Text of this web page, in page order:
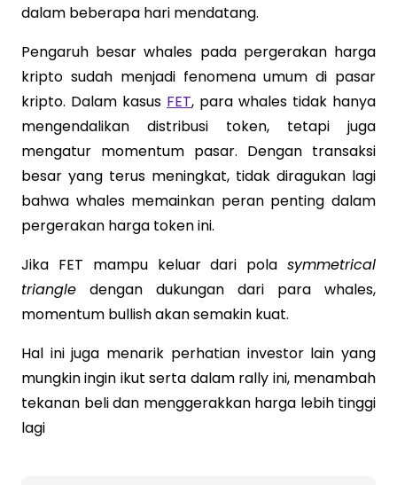
dalam beberapa hari mendatang.
Pengaruh besar whales pada pergerakan harga
kripto sudah menjadi fenomena umum di pasar
kripto. Dalam kasus FET, para whales tidak hanya
mengendalikan distribusi token, tetapi juga
mengatur momentum pasar. Dengan transaksi
besar yang terus meningkat, tidak diragukan lagi
bahwa whales memainkan peran penting dalam
pergerakan harga token ini.
Jika FET mampu keluar dari pola symmetrical
triangle dengan dukungan dari para whales,
momentum bullish akan semakin kuat.
Hal ini juga menarik perhatian investor lain yang
mungkin ingin ikut serta dalam rally ini, menambah
tekanan beli dan menggerakkan harga lebih tinggi
lagi